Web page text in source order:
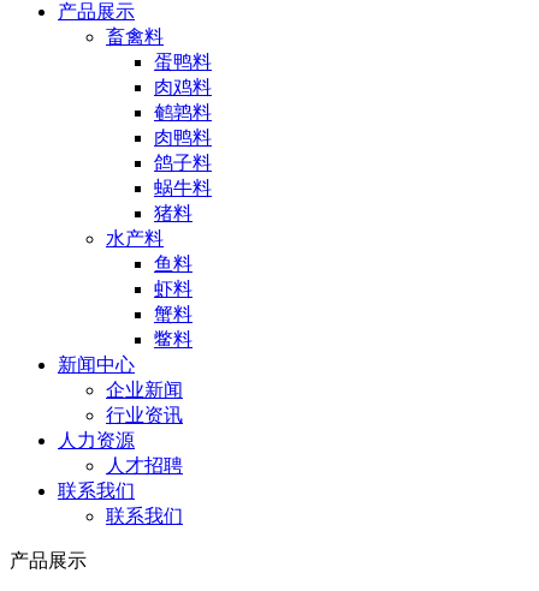
产品展示
畜禽料
蛋鸭料
肉鸡料
鹌鹑料
肉鸭料
鸽子料
蜗牛料
猪料
水产料
鱼料
虾料
蟹料
鳖料
新闻中心
企业新闻
行业资讯
人力资源
人才招聘
联系我们
联系我们
产品展示